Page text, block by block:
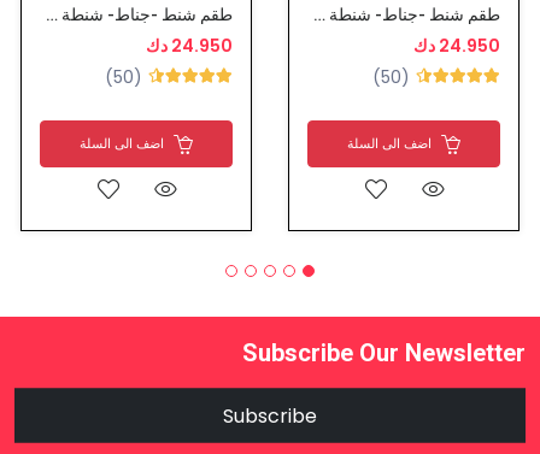
طقم شنط -جناط- شنطة سفر ربل ضد الكسر نوعية ممتازة
24.950 دك
(50)
اضف الى السلة
طقم شنط -جناط- شنطة سفر ربل ضد الكسر نوعية ممتازة
24.950 دك
(50)
اضف الى السلة
Subscribe Our Newsletter
Subscribe